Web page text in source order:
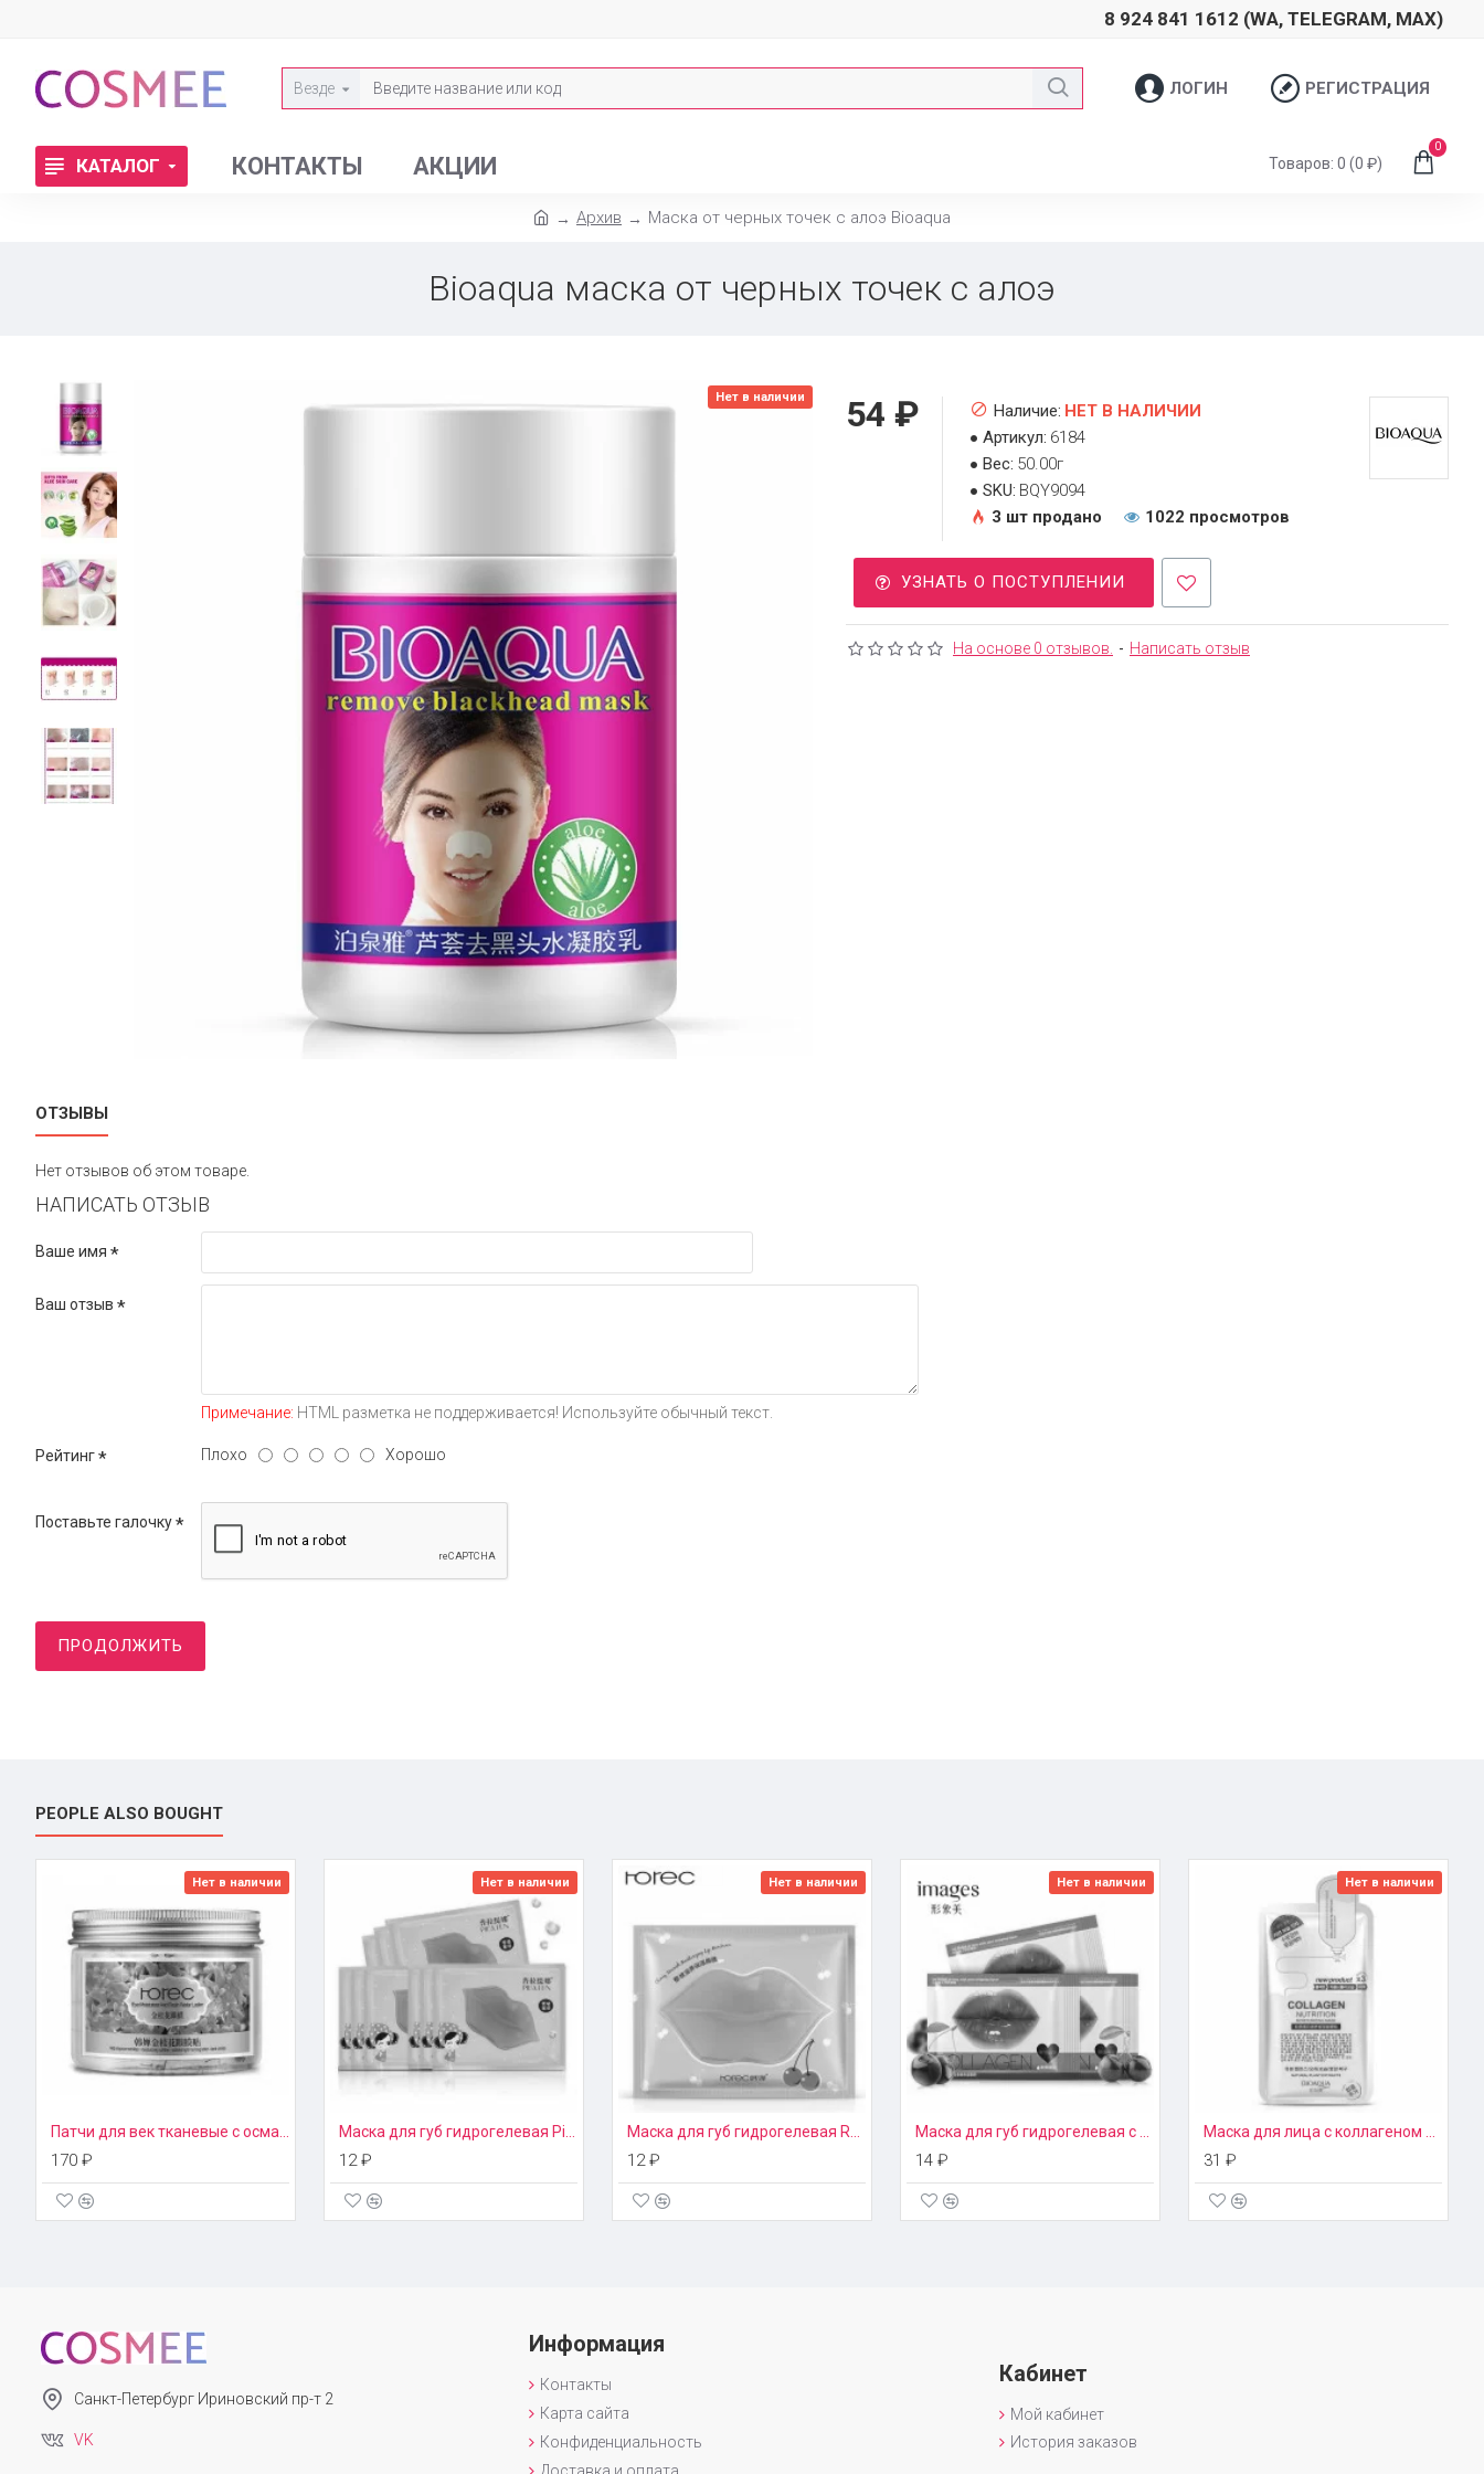
8 924 841 1612 (WA, TELEGRAM, MAX)
Везде ЛОГИН РЕГИСТРАЦИЯ
КАТАЛОГ КОНТАКТЫ АКЦИИ Товаров: 0 (0 ₽)
0
Архив Маска от черных точек с алоэ Bioaqua
Bioaqua маска от черных точек с алоэ
Нет в наличии
На основе 0 отзывов. - Написать отзыв
54 ₽ Наличие: НЕТ В НАЛИЧИИ
Артикул: 6184
Вес: 50.00г
SKU: BQY9094
3 шт продано
1022 просмотров
УЗНАТЬ О ПОСТУПЛЕНИИ
ОТЗЫВЫ
Нет отзывов об этом товаре.
НАПИСАТЬ ОТЗЫВ
Ваше имя
Ваш отзыв
Примечание: HTML разметка не поддерживается! Используйте обычный текст.
Рейтинг Плохо Хорошо
Поставьте галочку
ПРОДОЛЖИТЬ
PEOPLE ALSO BOUGHT
Нет в наличии
170 ₽
Нет в наличии
12 ₽
Нет в наличии
12 ₽
Нет в наличии
14 ₽
Нет в наличии
31 ₽
Санкт-Петербург Ириновский пр-т 2
VK
Информация
Контакты
Карта сайта
Конфиденциальность
Кабинет
Мой кабинет
История заказов